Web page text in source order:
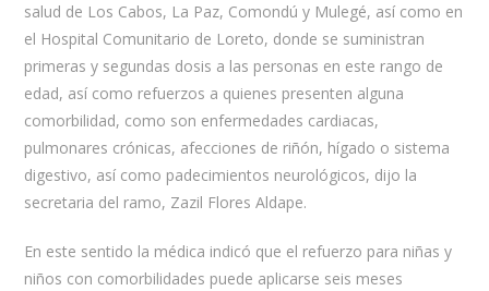
salud de Los Cabos, La Paz, Comondú y Mulegé, así como en
el Hospital Comunitario de Loreto, donde se suministran
primeras y segundas dosis a las personas en este rango de
edad, así como refuerzos a quienes presenten alguna
comorbilidad, como son enfermedades cardiacas,
pulmonares crónicas, afecciones de riñón, hígado o sistema
digestivo, así como padecimientos neurológicos, dijo la
secretaria del ramo, Zazil Flores Aldape.
En este sentido la médica indicó que el refuerzo para niñas y
niños con comorbilidades puede aplicarse seis meses